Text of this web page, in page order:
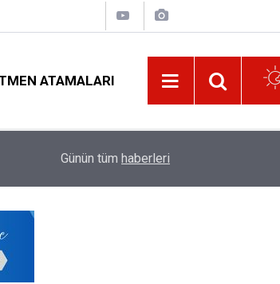
ATAMALARI
Öğretmenlerin E-sınav Görevleri ve Ödenecek
Günün tüm haberleri